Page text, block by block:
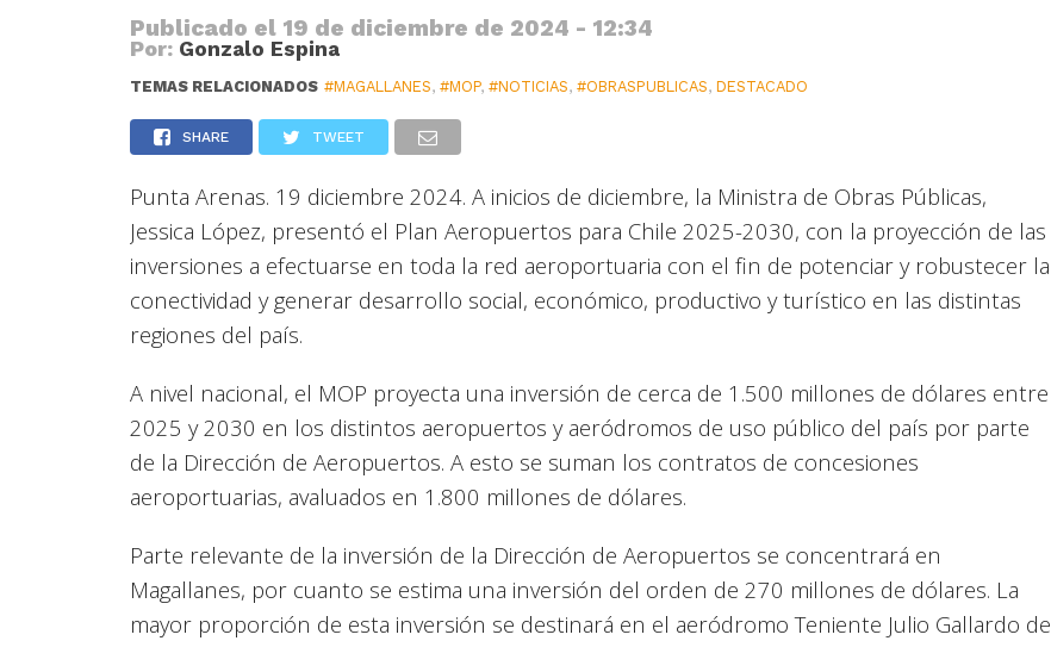
Publicado el 19 de diciembre de 2024 - 12:34
Por: Gonzalo Espina
TEMAS RELACIONADOS #MAGALLANES,#MOP,#NOTICIAS,#OBRASPUBLICAS,DESTACADO
SHARE TWEET
Punta Arenas. 19 diciembre 2024. A inicios de diciembre, la Ministra de Obras Públicas,
Jessica López, presentó el Plan Aeropuertos para Chile 2025-2030, con la proyección de las
inversiones a efectuarse en toda la red aeroportuaria con el fin de potenciar y robustecer la
conectividad y generar desarrollo social, económico, productivo y turístico en las distintas
regiones del país.
A nivel nacional, el MOP proyecta una inversión de cerca de 1.500 millones de dólares entre
2025 y 2030 en los distintos aeropuertos y aeródromos de uso público del país por parte
de la Dirección de Aeropuertos. A esto se suman los contratos de concesiones
aeroportuarias, avaluados en 1.800 millones de dólares.
Parte relevante de la inversión de la Dirección de Aeropuertos se concentrará en
Magallanes, por cuanto se estima una inversión del orden de 270 millones de dólares. La
mayor proporción de esta inversión se destinará en el aeródromo Teniente Julio Gallardo de